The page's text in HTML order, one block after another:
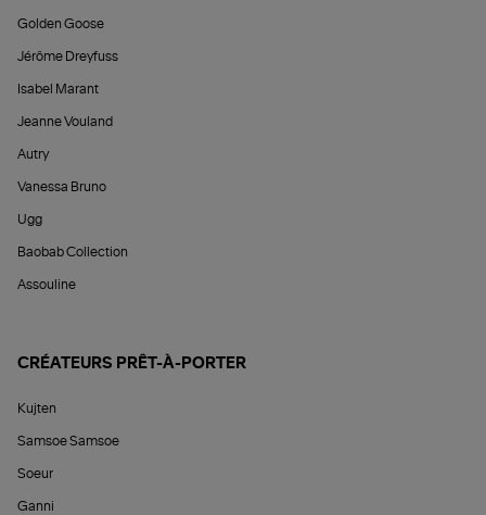
Golden Goose
Jérôme Dreyfuss
Isabel Marant
Jeanne Vouland
Autry
Vanessa Bruno
Ugg
Baobab Collection
Assouline
CRÉATEURS PRÊT-À-PORTER
Kujten
Samsoe Samsoe
Soeur
Ganni